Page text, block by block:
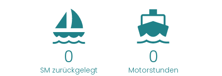
0
SM zurückgelegt
0
Motorstunden